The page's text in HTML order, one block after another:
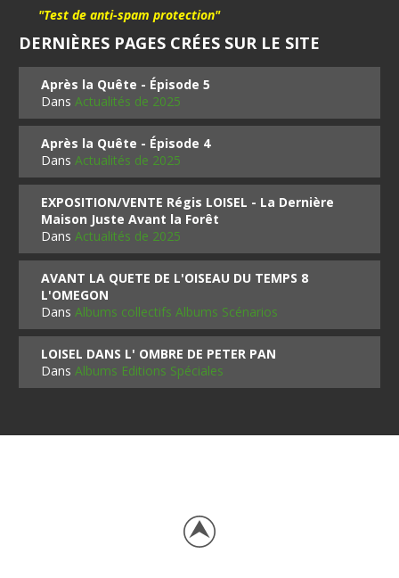
"Test de anti-spam protection"
DERNIÈRES PAGES CRÉES SUR LE SITE
Après la Quête - Épisode 5
DansActualités de 2025
Après la Quête - Épisode 4
DansActualités de 2025
EXPOSITION/VENTE Régis LOISEL - La Dernière
Maison Juste Avant la Forêt
DansActualités de 2025
AVANT LA QUETE DE L'OISEAU DU TEMPS 8
L'OMEGON
DansAlbums collectifs Albums Scénarios
LOISEL DANS L' OMBRE DE PETER PAN
DansAlbums Editions Spéciales